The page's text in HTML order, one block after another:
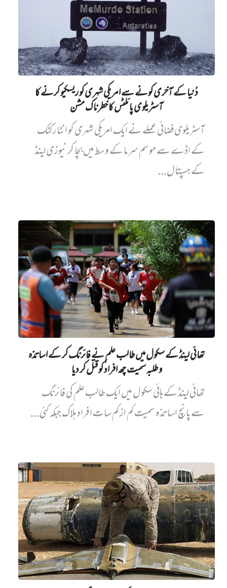
دُنیا کے آخری کونے سے امریکی شہری کو ریسکیو کرنے کا
آسٹریلوی پائلٹس کا خطرناک مشن
آسٹریلوی فضائی عملے نے ایک امریکی شہری کو انٹارکٹک
کے اڈے سے موسم سرما کے وسط میں بچا کر نیوزی لینڈ
کے ہسپتال...
تھائی لینڈ کے سکول میں طالب علم نے فائرنگ کر کے اساتذہ
و طلبہ سمیت چھ افراد کو قتل کر دیا
تھائی لینڈ کے ہائی سکول میں ایک طالب علم کی فائرنگ
سے پانچ اساتذہ سمیت کم از کم سات افراد ہلاک جبکہ کئی...